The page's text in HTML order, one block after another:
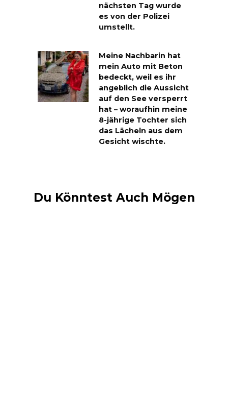
nächsten Tag wurde
es von der Polizei
umstellt.
Meine Nachbarin hat
mein Auto mit Beton
bedeckt, weil es ihr
angeblich die Aussicht
auf den See versperrt
hat – woraufhin meine
8-jährige Tochter sich
das Lächeln aus dem
Gesicht wischte.
Du Könntest Auch Mögen